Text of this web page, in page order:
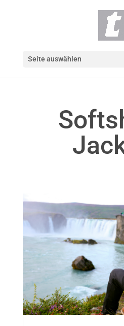
Seite auswählen